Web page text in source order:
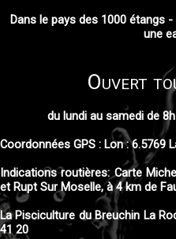
Dans le pays des 1000 étangs
une
Ouvert
du lundi au samedi de
Coordonnées GPS : Lon : 6.5769
Indications routières: Carte
et Rupt Sur Moselle, à 4 km de
La Pisciculture du Breuchin La
41 20